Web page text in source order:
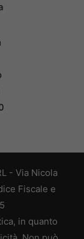
- Via Nicola
Fiscale e
in quanto